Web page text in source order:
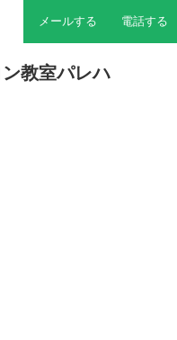
メールする 電話する
教室パレハ